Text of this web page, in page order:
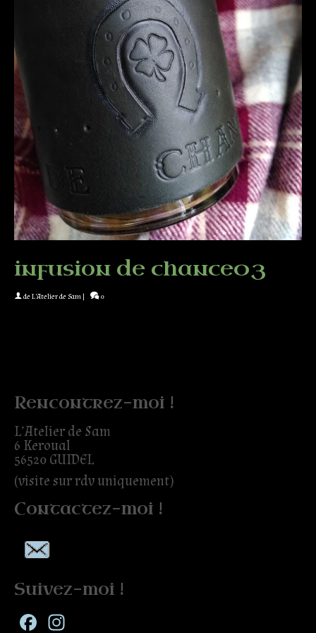
infusion de chance03
deL'Atelier de Sam | 0
Rencontrez-moi !
L’Atelier de Sam
6 Keroual
56520 GUIDEL
(visite sur rdv uniquement)
Contactez-moi !
Suivez-moi !
Facebook